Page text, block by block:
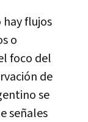
hay flujos
o
foco del
de
se
señales